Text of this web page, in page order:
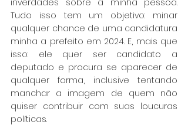
Tudo isso tem um objetivo: minar
qualquer chance de uma candidatura
minha a prefeito em 2024. E, mais que
isso: ele quer ser candidato a
deputado e procura se aparecer de
qualquer forma, inclusive tentando
manchar a imagem de quem não
quiser contribuir com suas loucuras
políticas.